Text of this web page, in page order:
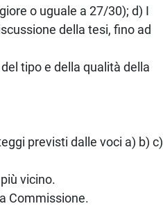
o uguale a 27/30); d) I
della tesi, fino ad
tipo e della qualità della
previsti dalle voci a) b) c)
vicino.
Commissione.